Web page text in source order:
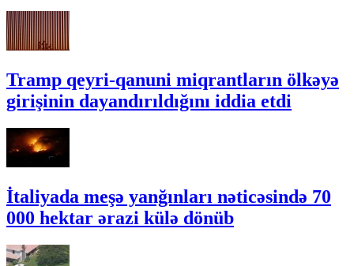
Tramp qeyri-qanuni miqrantların ölkəyə
girişinin dayandırıldığını iddia etdi
İtaliyada meşə yanğınları nəticəsində 70
000 hektar ərazi külə dönüb